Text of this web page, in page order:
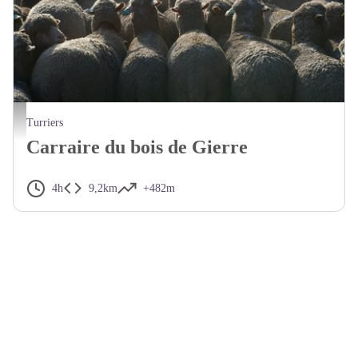
Nombreuses zones de pâturage en chemin - Office de Tourisme La Motte du Caire
Turriers
Carraire du bois de Gierre
4h 9,2km +482m